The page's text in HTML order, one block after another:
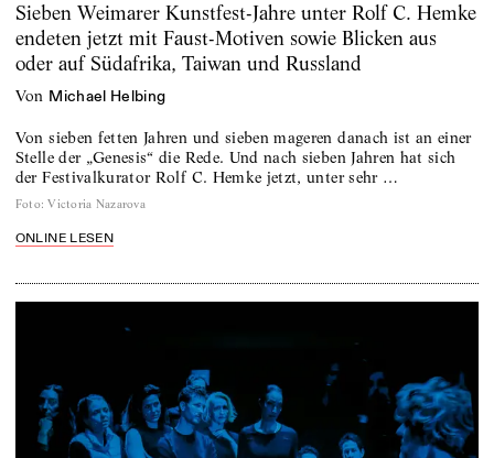
Sieben Weimarer Kunstfest-Jahre unter Rolf C. Hemke
endeten jetzt mit Faust-Motiven sowie Blicken aus
oder auf Südafrika, Taiwan und Russland
von Michael Helbing
Von sieben fetten Jahren und sieben mageren danach ist an einer
Stelle der „Genesis“ die Rede. Und nach sieben Jahren hat sich
der Festivalkurator Rolf C. Hemke jetzt, unter sehr …
Foto: Victoria Nazarova
ONLINE LESEN